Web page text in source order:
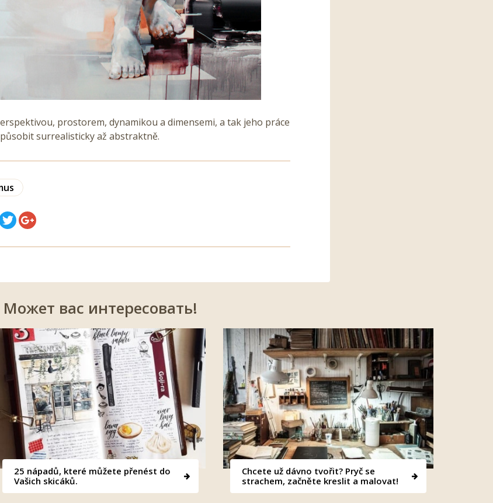
prostorem, dynamikou a dimensemi, a tak jeho práce
surrealisticky až abstraktně.
Может вас интересовать!
25 nápadů, které můžete přenést do
Vašich skicáků.
Chcete už dávno tvořit? Pryč se
strachem, začněte kreslit a malovat!